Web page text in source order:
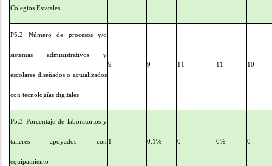
Colegios Estatales
P5.2 Número de procesos y/o
sistemas administrativos y
escolares diseñados o actualizados
con tecnologías digitales
9 9 11 11 10
P5.3 Porcentaje de laboratorios y
talleres apoyados con
equipamiento
1 0.1% 0 0% 0